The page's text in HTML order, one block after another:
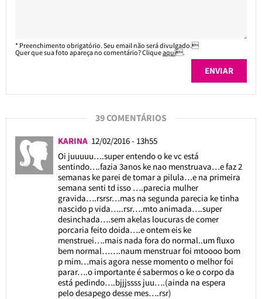
* Preenchimento obrigatório. Seu email não será divulgado.
Quer que sua foto apareça no comentário? Cliqueaqui.
39 COMENTÁRIOS
KARINA 12/02/2016 - 13h55
Oi juuuuu….super entendo o ke vc está
sentindo….fazia 3anos ke nao menstruava…e faz 2
semanas ke parei de tomar a pilula…e na primeira
semana senti td isso ….parecia mulher
gravida….rsrsr…mas na segunda parecia ke tinha
nascido p vida…..rsr….mto animada….super
desinchada….sem akelas loucuras de comer
porcaria feito doida….e ontem eis ke
menstruei….mais nada fora do normal..um fluxo
bem normal…….naum menstruar foi mtoooo bom
p mim…mais agora nesse momento o melhor foi
parar….o importante é sabermos o ke o corpo da
está pedindo….bjjjssss juu….(ainda na espera
pelo desapego desse mes….rsr)